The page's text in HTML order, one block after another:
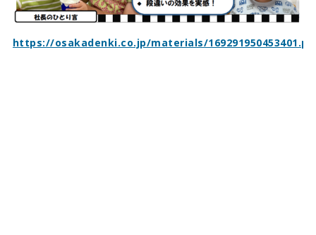
https://osakadenki.co.jp/materials/